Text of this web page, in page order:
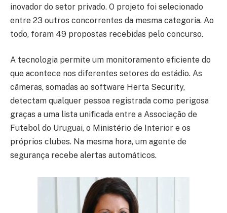
inovador do setor privado. O projeto foi selecionado
entre 23 outros concorrentes da mesma categoria. Ao
todo, foram 49 propostas recebidas pelo concurso.
A tecnologia permite um monitoramento eficiente do
que acontece nos diferentes setores do estádio. As
câmeras, somadas ao software Herta Security,
detectam qualquer pessoa registrada como perigosa
graças a uma lista unificada entre a Associação de
Futebol do Uruguai, o Ministério de Interior e os
próprios clubes. Na mesma hora, um agente de
segurança recebe alertas automáticos.